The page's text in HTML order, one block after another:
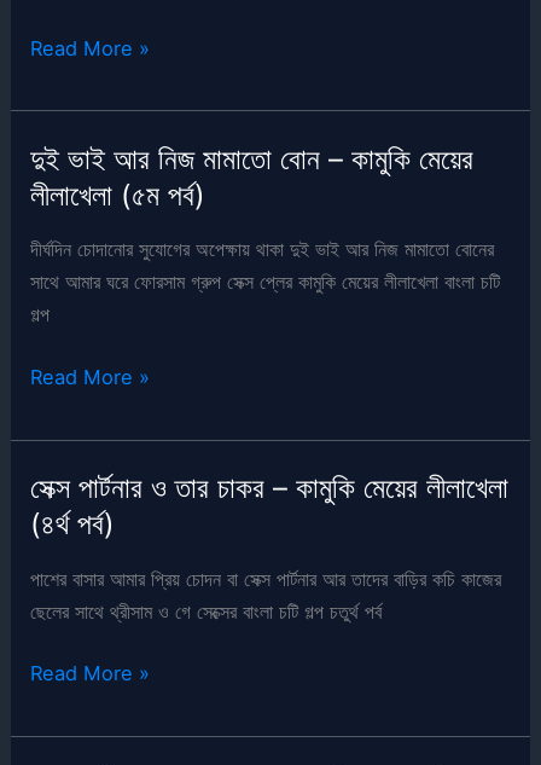
গ্রুপ
স্টোরি
কামুকি
মেয়ের
লীলাখেলা
(৬ষ্ঠ
পর্ব)
Read More »
দুই ভাই আর নিজ মামাতো বোন – কামুকি মেয়ের
লীলাখেলা (৫ম পর্ব)
দীর্ঘদিন চোদানোর সুযোগের অপেক্ষায় থাকা দুই ভাই আর নিজ মামাতো বোনের
সাথে আমার ঘরে ফোরসাম গ্রুপ সেক্স প্লের কামুকি মেয়ের লীলাখেলা বাংলা চটি
গল্প
দুই
আর
মামাতো
বোন
–
কামুকি
লীলাখেলা
পর্ব)
Read More »
সেক্স পার্টনার ও তার চাকর – কামুকি মেয়ের লীলাখেলা
(৪র্থ পর্ব)
পাশের বাসার আমার প্রিয় চোদন বা সেক্স পার্টনার আর তাদের বাড়ির কচি কাজের
ছেলের সাথে থ্রীসাম ও গে সেক্সের বাংলা চটি গল্প চতুর্থ পর্ব
সেক্স
ও
Read More »